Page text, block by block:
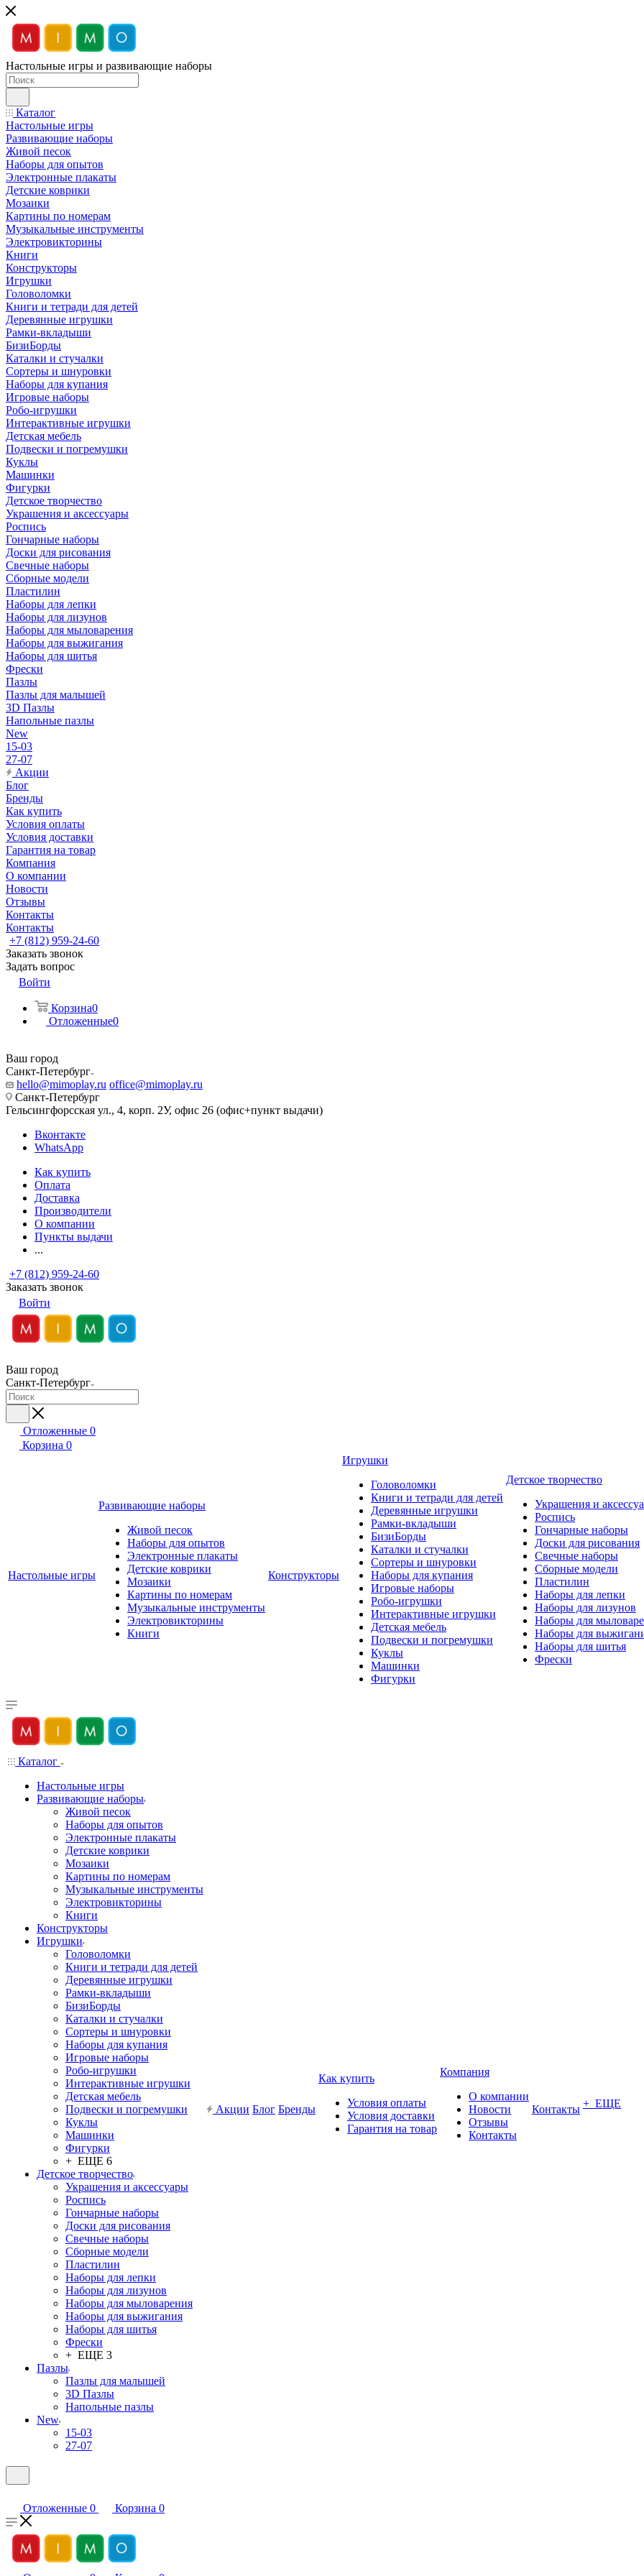
Настольные игры и развивающие наборы
Каталог
Настольные игры
Развивающие наборы
Живой песок
Наборы для опытов
Электронные плакаты
Детские коврики
Мозаики
Картины по номерам
Музыкальные инструменты
Электровикторины
Книги
Конструкторы
Игрушки
Головоломки
Книги и тетради для детей
Деревянные игрушки
Рамки-вкладыши
БизиБорды
Каталки и стучалки
Сортеры и шнуровки
Наборы для купания
Игровые наборы
Робо-игрушки
Интерактивные игрушки
Детская мебель
Подвески и погремушки
Куклы
Машинки
Фигурки
Детское творчество
Украшения и аксессуары
Роспись
Гончарные наборы
Доски для рисования
Свечные наборы
Сборные модели
Пластилин
Наборы для лепки
Наборы для лизунов
Наборы для мыловарения
Наборы для выжигания
Наборы для шитья
Фрески
Пазлы
Пазлы для малышей
3D Пазлы
Напольные пазлы
New
15-03
27-07
Акции
Блог
Бренды
Как купить
Условия оплаты
Условия доставки
Гарантия на товар
Компания
О компании
Новости
Отзывы
Контакты
Контакты
+7 (812) 959-24-60
Заказать звонок
Задать вопрос
Войти
Корзина0
Отложенные0
Ваш город
Санкт-Петербург
hello@mimoplay.ru office@mimoplay.ru
Санкт-Петербург
Гельсингфорсская ул., 4, корп. 2У, офис 26 (офис+пункт выдачи)
Вконтакте
WhatsApp
Как купить
Оплата
Доставка
Производители
О компании
Пункты выдачи
...
+7 (812) 959-24-60
Заказать звонок
Войти
Ваш город
Санкт-Петербург
Отложенные 0
Корзина 0
Настольные игры
Развивающие наборы
Живой песок
Наборы для опытов
Электронные плакаты
Детские коврики
Мозаики
Картины по номерам
Музыкальные инструменты
Электровикторины
Книги
Конструкторы
Игрушки
Головоломки
Книги и тетради для детей
Деревянные игрушки
Рамки-вкладыши
БизиБорды
Каталки и стучалки
Сортеры и шнуровки
Наборы для купания
Игровые наборы
Робо-игрушки
Интерактивные игрушки
Детская мебель
Подвески и погремушки
Куклы
Машинки
Фигурки
Детское творчество
Украшения и
Роспись
Гончарные наборы
Доски для рисования
Свечные наборы
Сборные модели
Пластилин
Наборы для лепки
Наборы для лизунов
Наборы для
Наборы для
Наборы для шитья
Фрески
Каталог
Настольные игры
Развивающие наборы
Живой песок
Наборы для опытов
Электронные плакаты
Детские коврики
Мозаики
Картины по номерам
Музыкальные инструменты
Электровикторины
Книги
Конструкторы
Игрушки
Головоломки
Книги и тетради для детей
Деревянные игрушки
Рамки-вкладыши
БизиБорды
Каталки и стучалки
Сортеры и шнуровки
Наборы для купания
Игровые наборы
Робо-игрушки
Интерактивные игрушки
Детская мебель
Подвески и погремушки
Куклы
Машинки
Фигурки
+ ЕЩЕ 6
Детское творчество
Украшения и аксессуары
Роспись
Гончарные наборы
Доски для рисования
Свечные наборы
Сборные модели
Пластилин
Наборы для лепки
Наборы для лизунов
Наборы для мыловарения
Наборы для выжигания
Наборы для шитья
Фрески
+ ЕЩЕ 3
Пазлы
Пазлы для малышей
3D Пазлы
Напольные пазлы
New
15-03
27-07
Акции Блог Бренды
Как купить
Условия оплаты
Условия доставки
Гарантия на товар
Компания
О компании
Новости
Отзывы
Контакты
Контакты + ЕЩЕ
Отложенные 0 Корзина 0